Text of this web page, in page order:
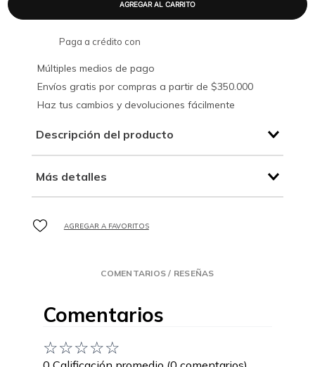
Paga a crédito con
Múltiples medios de pago
Envíos gratis por compras a partir de $350.000
Haz tus cambios y devoluciones fácilmente
Descripción del producto
Más detalles
COMENTARIOS / RESEÑAS
Comentarios
☆☆☆☆☆